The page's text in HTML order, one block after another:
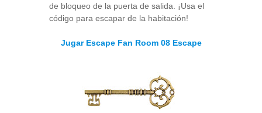
de bloqueo de la puerta de salida. ¡Usa el
código para escapar de la habitación!
Jugar Escape Fan Room 08 Escape